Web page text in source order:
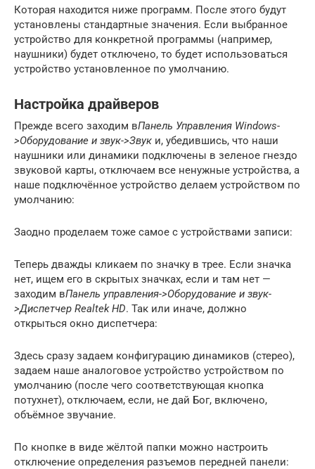
Которая находится ниже программ. После этого будут
установлены стандартные значения. Если выбранное
устройство для конкретной программы (например,
наушники) будет отключено, то будет использоваться
устройство установленное по умолчанию.
Настройка драйверов
Прежде всего заходим вПанель Управления Windows-
>Оборудование и звук->Звук и, убедившись, что наши
наушники или динамики подключены в зеленое гнездо
звуковой карты, отключаем все ненужные устройства, а
наше подключённое устройство делаем устройством по
умолчанию:
Заодно проделаем тоже самое с устройствами записи:
Теперь дважды кликаем по значку в трее. Если значка
нет, ищем его в скрытых значках, если и там нет —
заходим вПанель управления->Оборудование и звук-
>Диспетчер Realtek HD. Так или иначе, должно
открыться окно диспетчера:
Здесь сразу задаем конфигурацию динамиков (стерео),
задаем наше аналоговое устройство устройством по
умолчанию (после чего соответствующая кнопка
потухнет), отключаем, если, не дай Бог, включено,
объёмное звучание.
По кнопке в виде жёлтой папки можно настроить
отключение определения разъемов передней панели: